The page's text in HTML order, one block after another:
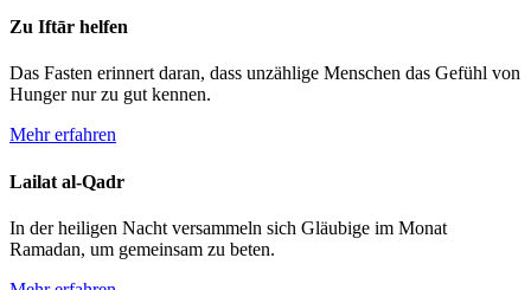
Zu Iftār helfen
Das Fasten erinnert daran, dass un­zählige Menschen das Ge­fühl von
Hunger nur zu gut kennen.
Mehrerfahren
Lailat al-Qadr
In der heili­gen Nacht ver­sammeln sich Gläubige im Monat
Ramadan, um gemein­sam zu beten.